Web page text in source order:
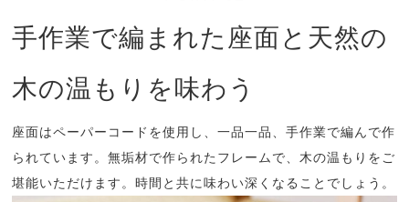
手作業で編まれた座面と天然の
木の温もりを味わう
座面はペーパーコードを使用し、一品一品、手作業で編んで作
られています。無垢材で作られたフレームで、木の温もりをご
堪能いただけます。時間と共に味わい深くなることでしょう。